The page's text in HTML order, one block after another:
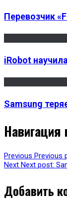
Перевозчик
iRobot
Samsung
Навигация
Previous Previous
Next Next post:
Добавить